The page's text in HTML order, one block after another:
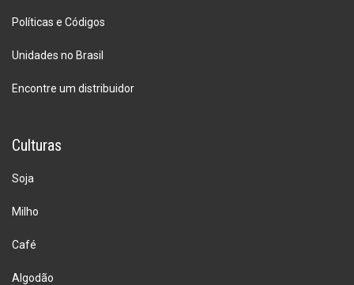
Políticas e Códigos
Unidades no Brasil
Encontre um distribuidor
Culturas
Soja
Milho
Café
Algodão